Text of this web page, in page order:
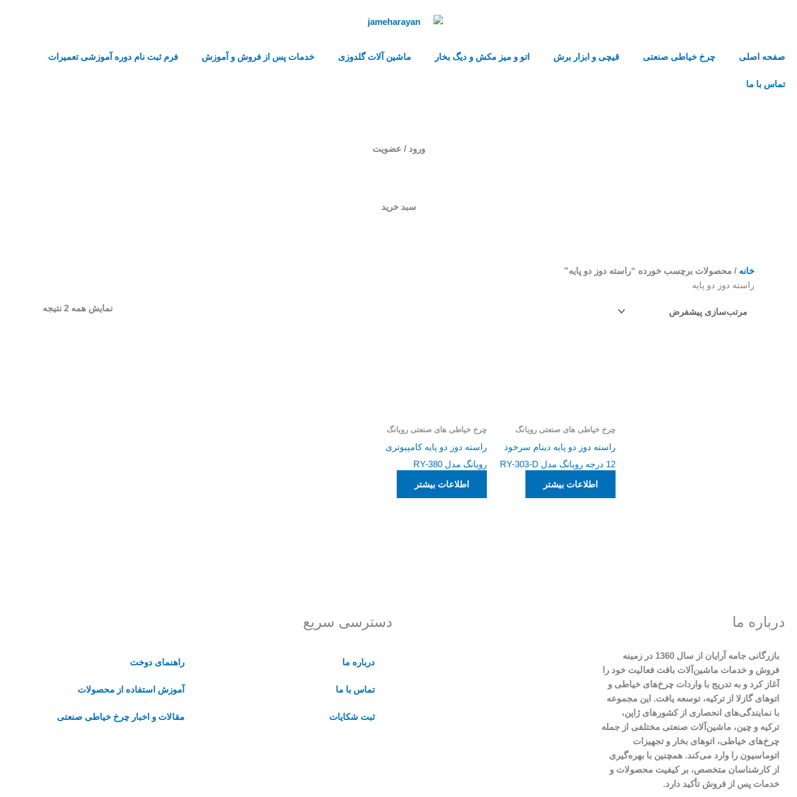
صفحه اصلی چرخ خیاطی صنعتی قیچی و ابزار برش اتو و میز مکش و دیگ بخار ماشین آلات گلدوزی خدمات پس از فروش و آموزش فرم ثبت نام دوره آموزشی تعمیرات
تماس با ما
ورود / عضویت
سبد خرید
خانه / محصولات برچسب خورده “راسته دوز دو پایه”
راسته دوز دو پایه
نمایش همه 2 نتیجه
چرخ خیاطی های صنعتی رویانگ
راسته دوز دو پایه دینام سرخود
12 درجه رویانگ مدل RY-303-D
اطلاعات بیشتر
چرخ خیاطی های صنعتی رویانگ
راسته دوز دو پایه کامپیوتری
رویانگ مدل RY-380
اطلاعات بیشتر
درباره ما
بازرگانی جامه آرایان از سال 1360 در زمینه
فروش و خدمات ماشین‌آلات بافت فعالیت خود را
آغاز کرد و به تدریج با واردات چرخ‌های خیاطی و
اتوهای گازلا از ترکیه، توسعه یافت. این مجموعه
با نمایندگی‌های انحصاری از کشورهای ژاپن،
ترکیه و چین، ماشین‌آلات صنعتی مختلفی از جمله
چرخ‌های خیاطی، اتوهای بخار و تجهیزات
اتوماسیون را وارد می‌کند. همچنین با بهره‌گیری
از کارشناسان متخصص، بر کیفیت محصولات و
خدمات پس از فروش تأکید دارد.
دسترسی سریع
درباره ما
تماس با ما
ثبت شکایات
راهنمای دوخت
آموزش استفاده از محصولات
مقالات و اخبار چرخ خیاطی صنعتی